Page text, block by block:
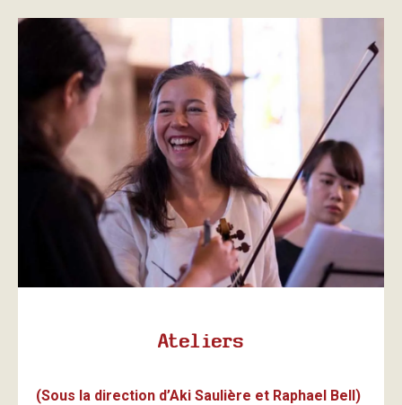
Ateliers
(Sous la direction d’Aki Saulière et Raphael Bell)